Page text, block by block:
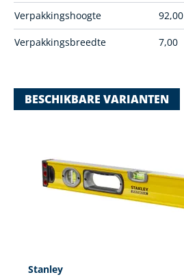
Verpakkingshoogte 92,00
Verpakkingsbreedte 7,00
BESCHIKBARE VARIANTEN
Stanley